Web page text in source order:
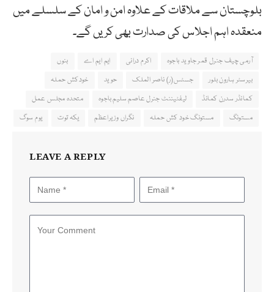
بلوچستان سے ملاقات کے علاوہ امن و امان کے سلسلے میں
منعقدہ اہم اجلاس کی صدارت بھی کریں گے۔
آرمی چیف جنرل قمر جاوید باجوہ اکرم درانی ایم ایم اے
بنوں
بیرسٹر ہارون بلور
جسٹس(ر) ناصر الملک حوید
خودکش حملہ
کمانڈر سدرن کمانڈ
لیفٹیننٹ جنرل عاصم سلیم باجوہ
متحدہ مجلس عمل
مستونگ
مستونگ خود کش حملہ نگراں وزیراعظم یکہ توت یوم سوگ
LEAVE A REPLY